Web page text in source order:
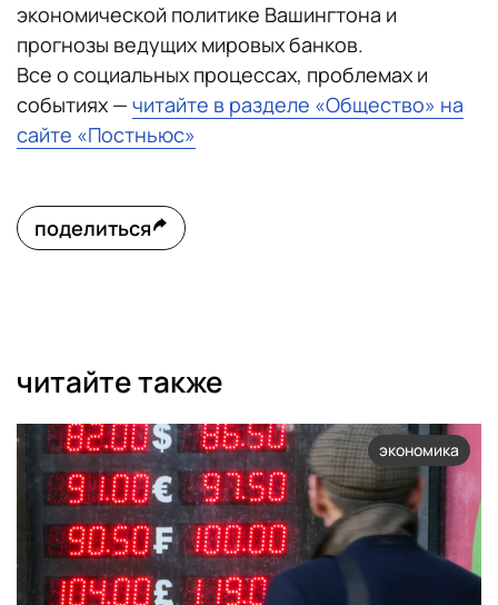
экономической политике Вашингтона и
прогнозы ведущих мировых банков.
Все о социальных процессах, проблемах и
событиях — читайте в разделе «Общество» на
сайте «Постньюс»
поделиться
читайте также
экономика